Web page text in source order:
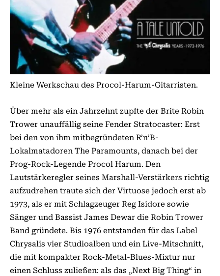
Kleine Werkschau des Procol-Harum-Gitarristen.
Über mehr als ein Jahrzehnt zupfte der Brite Robin
Trower unauffällig seine Fender Stratocaster: Erst
bei den von ihm mitbegründeten R’n’B-
Lokalmatadoren The Paramounts, danach bei der
Prog-Rock-Legende Procol Harum. Den
Lautstärkeregler seines Marshall-Verstärkers richtig
aufzudrehen traute sich der Virtuose jedoch erst ab
1973, als er mit Schlagzeuger Reg Isidore sowie
Sänger und Bassist James Dewar die Robin Trower
Band gründete. Bis 1976 entstanden für das Label
Chrysalis vier Studioalben und ein Live-Mitschnitt,
die mit kompakter Rock-Metal-Blues-Mixtur nur
einen Schluss zuließen: als das „Next Big Thing“ in